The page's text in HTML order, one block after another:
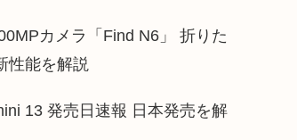
カメラ「Find N6」 折りた
性能を解説
13 発売日速報 日本発売を解